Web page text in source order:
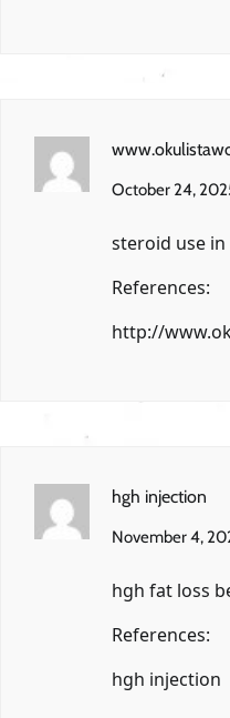
October 24,
steroid use
References:
http://
hgh injection
November 4,
hgh fat loss
References:
hgh injection